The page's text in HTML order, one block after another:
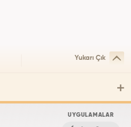
Yukarı Çık
UYGULAMALAR